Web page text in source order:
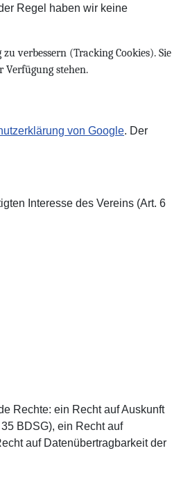
Regel haben wir keine
von Google. Der
Interesse des Vereins (Art. 6
Rechte: ein Recht auf Auskunft
BDSG), ein Recht auf
auf Datenübertragbarkeit der
verbessern (Tracking Cookies). Sie
Verfügung stehen.